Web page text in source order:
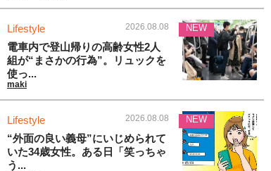
Lifestyle 2026.08.08
電車内で登山帰りの高齢女性2人
組が“まさかの行為”。リュックを
使っ...
maki
NEW
Lifestyle 2026.08.08
“外面の良い義母”にいじめられて
いた34歳女性。ある日「笑っちゃ
う...
NEW